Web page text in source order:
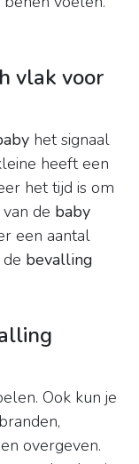
vlak voor
het signaal
heeft een
het tijd is om
de baby
een aantal
bevalling
Ook kun je
en overgeven.